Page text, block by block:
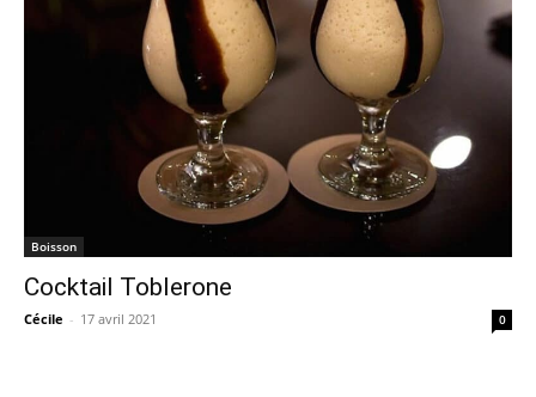
Boisson
Cocktail Toblerone
Cécile - 17 avril 2021 0